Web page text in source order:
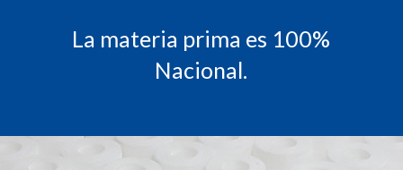
La materia prima es 100%
Nacional.